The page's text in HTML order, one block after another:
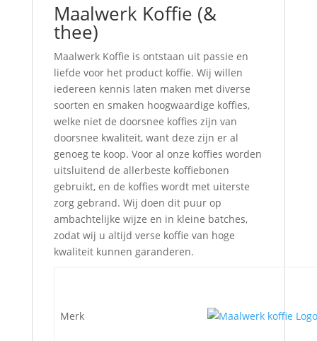
Maalwerk Koffie (&
thee)
Maalwerk Koffie is ontstaan uit passie en
liefde voor het product koffie. Wij willen
iedereen kennis laten maken met diverse
soorten en smaken hoogwaardige koffies,
welke niet de doorsnee koffies zijn van
doorsnee kwaliteit, want deze zijn er al
genoeg te koop. Voor al onze koffies worden
uitsluitend de allerbeste koffiebonen
gebruikt, en de koffies wordt met uiterste
zorg gebrand. Wij doen dit puur op
ambachtelijke wijze en in kleine batches,
zodat wij u altijd verse koffie van hoge
kwaliteit kunnen garanderen.
Merk